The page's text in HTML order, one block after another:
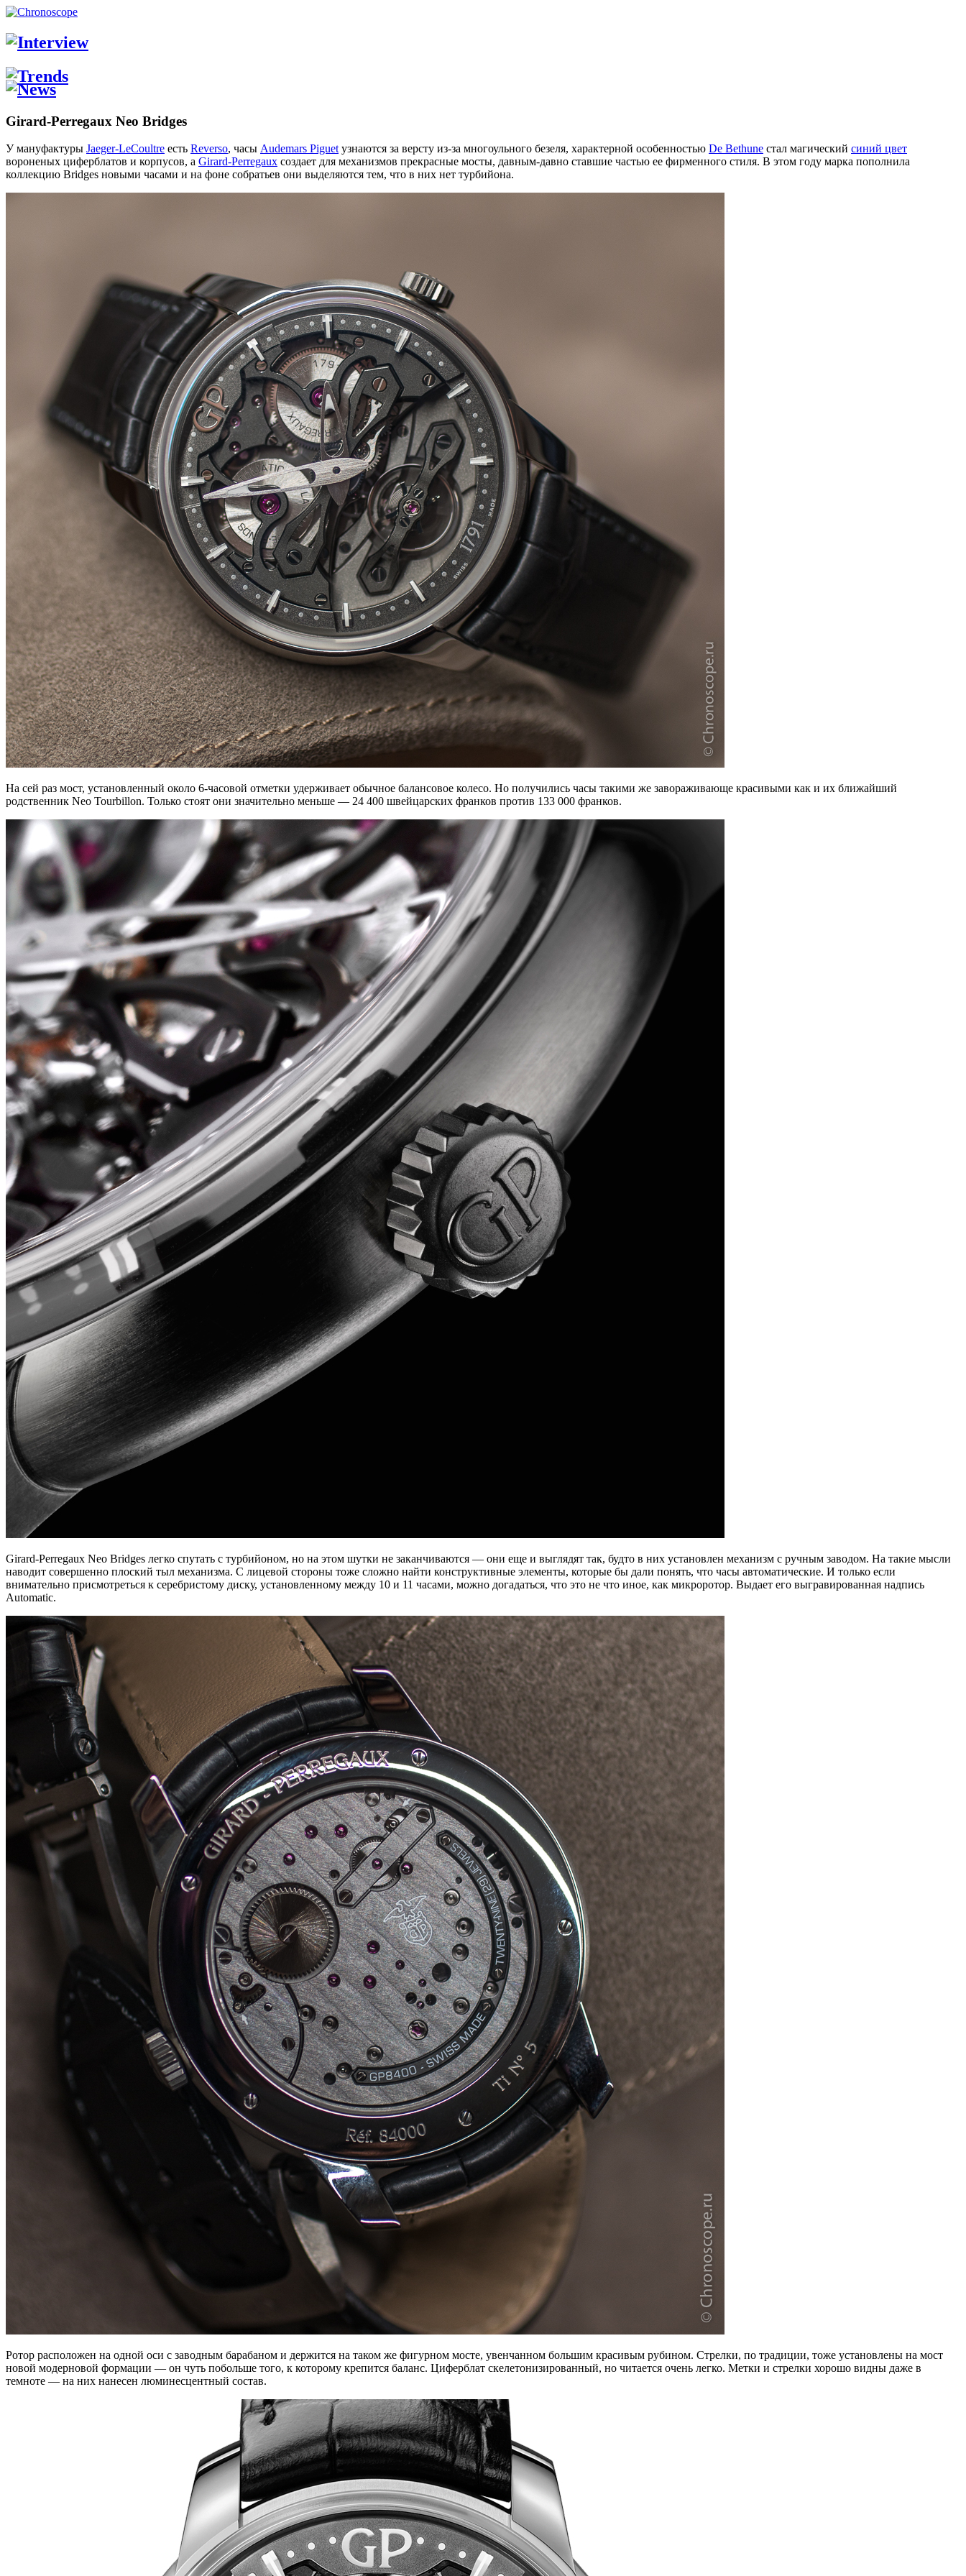
Girard-Perregaux Neo Bridges
У мануфактуры Jaeger-LeCoultre есть Reverso, часы Audemars Piguet узнаются за версту из-за многоульного безеля, характерной особенностью De Bethune стал магический синий цвет
вороненых циферблатов и корпусов, а Girard-Perregaux создает для механизмов прекрасные мосты, давным-давно ставшие частью ее фирменного стиля. В этом году марка пополнила
коллекцию Bridges новыми часами и на фоне собратьев они выделяются тем, что в них нет турбийона.
На сей раз мост, установленный около 6-часовой отметки удерживает обычное балансовое колесо. Но получились часы такими же завораживающе красивыми как и их ближайший
родственник Neo Tourbillon. Только стоят они значительно меньше — 24 400 швейцарских франков против 133 000 франков.
Girard-Perregaux Neo Bridges легко спутать с турбийоном, но на этом шутки не заканчиваются — они еще и выглядят так, будто в них установлен механизм с ручным заводом. На такие мысли
наводит совершенно плоский тыл механизма. С лицевой стороны тоже сложно найти конструктивные элементы, которые бы дали понять, что часы автоматические. И только если
внимательно присмотреться к серебристому диску, установленному между 10 и 11 часами, можно догадаться, что это не что иное, как микроротор. Выдает его выгравированная надпись
Automatic.
Ротор расположен на одной оси с заводным барабаном и держится на таком же фигурном мосте, увенчанном большим красивым рубином. Стрелки, по традиции, тоже установлены на мост
новой модерновой формации — он чуть побольше того, к которому крепится баланс. Циферблат скелетонизированный, но читается очень легко. Метки и стрелки хорошо видны даже в
темноте — на них нанесен люминесцентный состав.